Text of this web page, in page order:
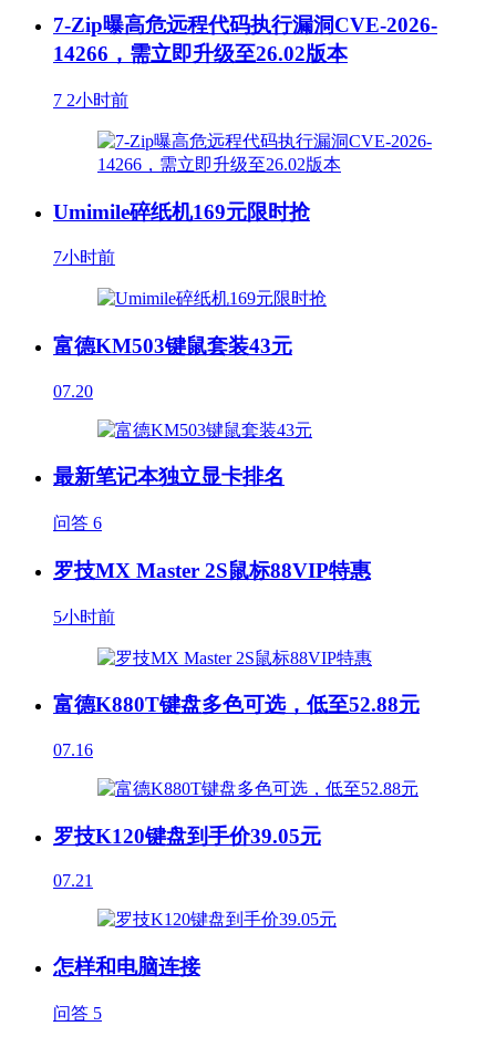
7-Zip曝高危远程代码执行漏洞CVE-2026-
14266，需立即升级至26.02版本
7 2小时前
Umimile碎纸机169元限时抢
7小时前
富德KM503键鼠套装43元
07.20
最新笔记本独立显卡排名
问答 6
罗技MX Master 2S鼠标88VIP特惠
5小时前
富德K880T键盘多色可选，低至52.88元
07.16
罗技K120键盘到手价39.05元
07.21
怎样和电脑连接
问答 5